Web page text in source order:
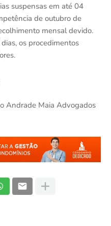
suspensas em até 04
de outubro de
mensal devido.
os procedimentos
Andrade Maia Advogados